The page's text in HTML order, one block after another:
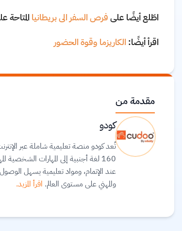
اطّلع أيضًا علىفرص السفر الى بريطانيا
اقرأ أيضًا: الكاريزما وقوة الحضور
مقدمة من
كودو
تُعد كودو منصة تعليمية شاملة عبر
160 لغة أجنبية إلى المهارات
عند الإتمام، ومواد تعليمية يسهل
والمهني على مستوى العالم. اقرأ المزيد.